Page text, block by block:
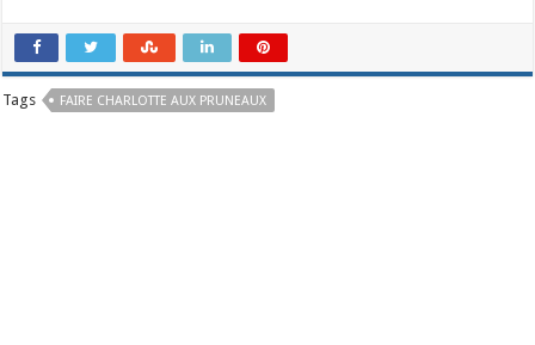
Tags FAIRE CHARLOTTE AUX PRUNEAUX